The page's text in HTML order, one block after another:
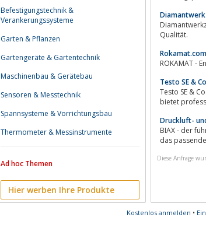
Befestigungstechnik &
Verankerungssysteme
Garten & Pflanzen
Gartengeräte & Gartentechnik
Maschinenbau & Gerätebau
Sensoren & Messtechnik
Spannsysteme & Vorrichtungsbau
Thermometer & Messinstrumente
Ad hoc Themen
Hier werben Ihre Produkte
Diamantwerkzeuge für die
Qualität.
ROKAMAT -
Testo SE &
Testo SE &
bietet
Druckluft-
BIAX - der
das
Diese Anfrage
Kostenlos anmelden •